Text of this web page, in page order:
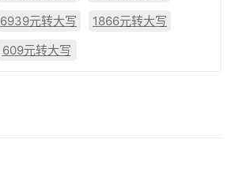
6939元转大写
1866元转大写
609元转大写